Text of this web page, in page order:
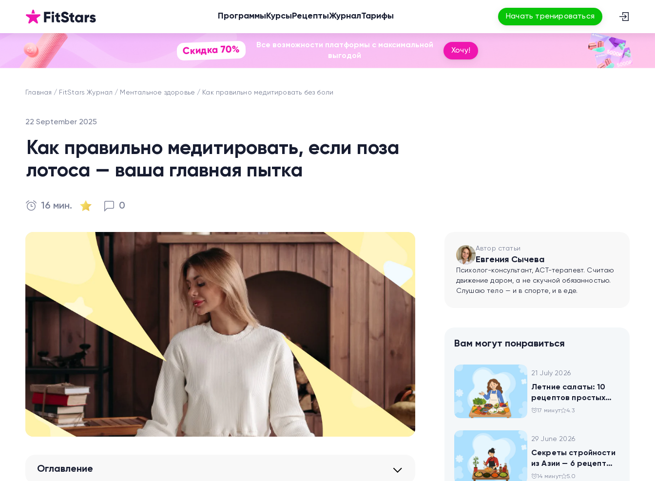
Программы Курсы РецептыЖурналТарифы Начать тренироваться
Скидка 70%
Все возможности платформы с максимальной
выгодой
Хочу!
Главная FitStars Журнал Ментальное здоровье Как правильно медитировать без боли
22 September 2025
Как правильно медитировать, если поза
лотоса — ваша главная пытка
16 мин. 0
Оглавление
Автор статьи
Евгения Сычева
Психолог-консультант, ACT-терапевт. Считаю
движение даром, а не скучной обязанностью.
Слушаю тело — и в спорте, и в еде.
Вам могут понравиться
21 July 2026
Летние салаты: 10
рецептов простых
блюд для будней и
17 минут 4.3
29 June 2026
Секреты стройности
из Азии — 6 рецептов
китайских салатов
14 минут 5.0